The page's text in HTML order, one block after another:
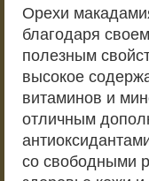
Орехи
благодаря
полезным
высокое
витаминов и
отличным
со свободными